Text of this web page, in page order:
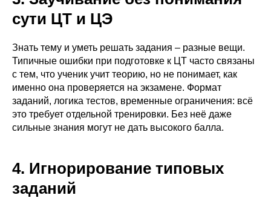
сути ЦТ и ЦЭ
Знать тему и уметь решать задания – разные вещи.
Типичные ошибки при подготовке к ЦТ часто связаны
с тем, что ученик учит теорию, но не понимает, как
именно она проверяется на экзамене. Формат
заданий, логика тестов, временные ограничения: всё
это требует отдельной тренировки. Без неё даже
сильные знания могут не дать высокого балла.
4. Игнорирование типовых
заданий